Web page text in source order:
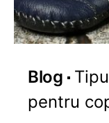
Blog
pentru